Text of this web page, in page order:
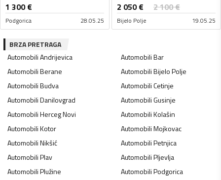
1 300€
Podgorica 28.05.25
2 050€ 2 100€
Bijelo Polje 19.05.25
BRZA PRETRAGA
AutomobiliAndrijevica AutomobiliBar
AutomobiliBerane AutomobiliBijelo Polje
AutomobiliBudva AutomobiliCetinje
AutomobiliDanilovgrad AutomobiliGusinje
AutomobiliHerceg Novi AutomobiliKolašin
AutomobiliKotor AutomobiliMojkovac
AutomobiliNikšić AutomobiliPetnjica
AutomobiliPlav AutomobiliPljevlja
AutomobiliPlužine AutomobiliPodgorica